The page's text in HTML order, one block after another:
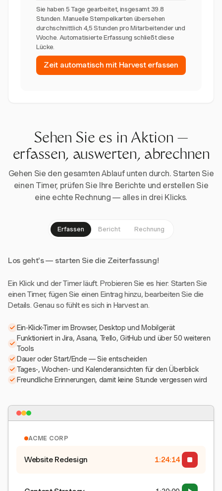
Sie haben 5 Tage gearbeitet, insgesamt 39.8
Stunden. Manuelle Stempelkarten übersehen
durchschnittlich 4,5 Stunden pro Mitarbeitender und
Woche. Automatisierte Erfassung schließt diese
Lücke.
Zeit automatisch mit Harvest erfassen
Sehen Sie es in Aktion —
erfassen, auswerten, abrechnen
Gehen Sie den gesamten Ablauf unten durch. Starten Sie
einen Timer, prüfen Sie Ihre Berichte und erstellen Sie
eine echte Rechnung — alles in drei Klicks.
Erfassen Bericht Rechnung
Los geht's — starten Sie die Zeiterfassung!
Ein Klick und der Timer läuft. Probieren Sie es hier: Starten Sie
einen Timer, fügen Sie einen Eintrag hinzu, bearbeiten Sie die
Details. Genau so fühlt es sich in Harvest an.
Ein-Klick-Timer im Browser, Desktop und Mobilgerät
Funktioniert in Jira, Asana, Trello, GitHub und über 50 weiteren
Tools
Dauer oder Start/Ende — Sie entscheiden
Tages-, Wochen- und Kalenderansichten für den Überblick
Freundliche Erinnerungen, damit keine Stunde vergessen wird
ACME CORP
Website Redesign 1:24:15